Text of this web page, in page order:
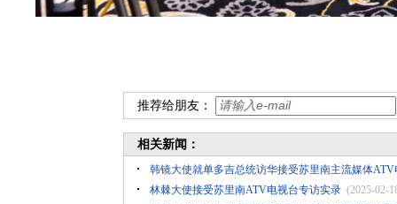
推荐给朋友：
相关新闻：
韩镜大使就单多吉总统访华接受苏里南主流媒体
林棘大使接受苏里南ATV电视台专访实录 (2025-02-